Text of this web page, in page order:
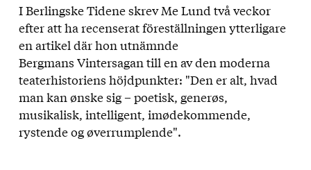
I Berlingske Tidene skrev Me Lund två veckor
efter att ha recenserat föreställningen ytterligare
en artikel där hon utnämnde
Bergmans Vintersagan till en av den moderna
teaterhistoriens höjdpunkter: "Den er alt, hvad
man kan ønske sig – poetisk, generøs,
musikalisk, intelligent, imødekommende,
rystende og øverrumplende".